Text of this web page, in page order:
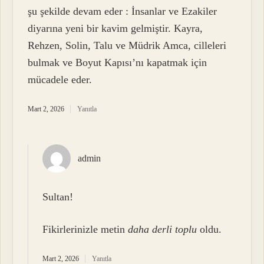
şu şekilde devam eder : İnsanlar ve Ezakiler
diyarına yeni bir kavim gelmiştir. Kayra,
Rehzen, Solin, Talu ve Müdrik Amca, cilleleri
bulmak ve Boyut Kapısı’nı kapatmak için
mücadele eder.
Mart 2, 2026 Yanıtla
admin
Sultan!
Fikirlerinizle metindaha derli toplu oldu.
Mart 2, 2026 Yanıtla